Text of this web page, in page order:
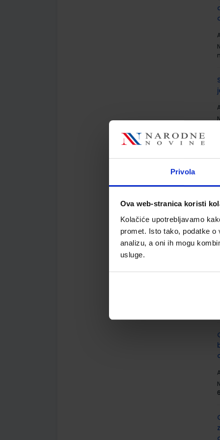
Privola
Ova web-stranica koristi
Kolačiće upotrebljavamo
promet. Isto tako, podatke
analizu, a oni ih mogu
usluge.